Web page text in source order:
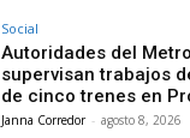
Social
Autoridades del
supervisan trabajos
de cinco trenes en
Janna Corredor - agosto 8, 2026